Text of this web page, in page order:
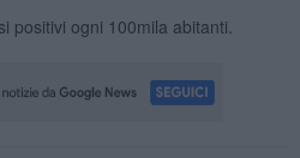
positivi ogni 100mila abitanti.